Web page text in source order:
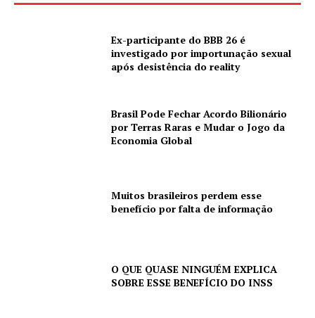
Ex-participante do BBB 26 é
investigado por importunação sexual
após desistência do reality
Brasil Pode Fechar Acordo Bilionário
por Terras Raras e Mudar o Jogo da
Economia Global
Muitos brasileiros perdem esse
benefício por falta de informação
O QUE QUASE NINGUÉM EXPLICA
SOBRE ESSE BENEFÍCIO DO INSS